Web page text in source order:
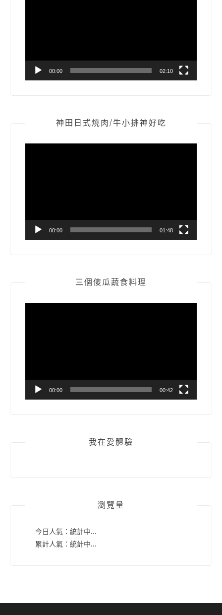
00:00 02:10
神田日式燒肉/牛小排神好吃
00:00 01:48
三個傻瓜蔬食料理
00:00 00:42
我在愛體驗
瀏覽量
今日人氣： 統計中...
累計人氣： 統計中...